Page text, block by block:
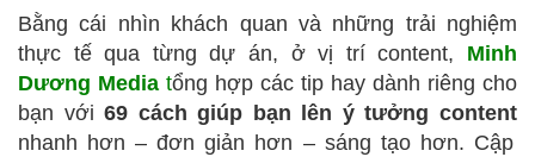
Bằng cái nhìn khách quan và những trải nghiệm
thực tế qua từng dự án, ở vị trí content, Minh
Dương Media tổng hợp các tip hay dành riêng cho
bạn với69 cách giúp bạn lên ý tưởng content
nhanh hơn – đơn giản hơn – sáng tạo hơn. Cập